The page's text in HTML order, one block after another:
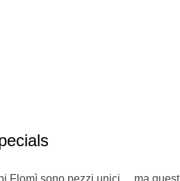
Flomì sono pezzi unici… ma